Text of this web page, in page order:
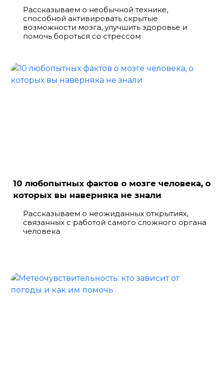
Рассказываем о необычной технике,
способной активировать скрытые
возможности мозга, улучшить здоровье и
помочь бороться со стрессом
10 любопытных фактов о мозге человека, о
которых вы наверняка не знали
Рассказываем о неожиданных открытиях,
связанных с работой самого сложного органа
человека